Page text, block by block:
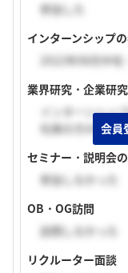
参加した
インターンシップ
2022年08月中旬
業界研究・企業研
インターンシッ
社員の方の言葉
セミナー・説明会
参加しなかった
OB・OG訪問
訪問しなかった
リクルーター面談
会員